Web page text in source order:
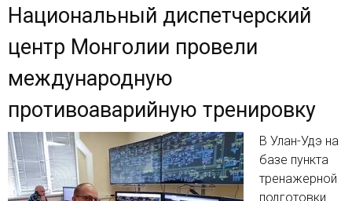
Национальный диспетчерский
центр Монголии провели
международную
противоаварийную тренировку
В Улан-Удэ на
базе пункта
тренажерной
подготовки